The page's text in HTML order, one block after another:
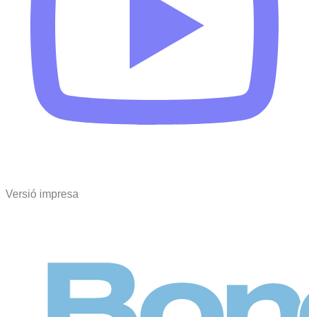
Versió impresa